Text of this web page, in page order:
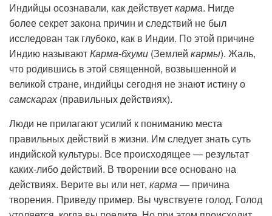
Индийцы осознавали, как действуеткарма. Нигде
более секрет закона причин и следствий не был
исследован так глубоко, как в Индии. По этой причине
Индию называютКарма-бхуми (Землей кармы). Жаль,
что родившись в этой священной, возвышенной и
великой стране, индийцы сегодня не знают истину о
самскарах(правильных действиях).
Люди не прилагают усилий к пониманию места
правильных действий в жизни. Им следует знать суть
индийской культуры. Все происходящее — результат
каких-либо действий. В творении все основано на
действиях. Верите вы или нет, карма — причина
творения. Приведу пример. Вы чувствуете голод. Голод